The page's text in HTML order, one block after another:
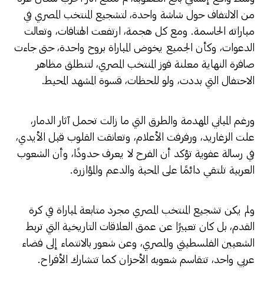
من الالتفاف حول شاشة واحدة، لتشجيع المنتخب المصري في
مباراته الحاسمة. ومع كل هجمة، ارتفعت الهتافات، وتعالت
الدعوات، وكأن الجميع يخوض المباراة بروح واحدة، حتى جاءت
صافرة النهاية معلنة فوز المنتخب المصري، لتنطلق مظاهر
الاحتفال التي بددت، ولو للحظات، قسوة المشهد المحيط.
ورغم المباني المهدمة والطرق التي ما زالت تحمل آثار الدمار،
علت الزغاريد، ورفرفت الأعلام، وتعانقت القلوب قبل الأيدي،
في رسالة عفوية تؤكد أن الفرح لا يعرف حدودًا، وأن الشعوب
العربية تلتقي دائمًا على المحبة والدعم والمؤازرة.
ولم يكن تشجيع المنتخب المصري مجرد متابعة لمباراة في كرة
القدم، بل كان تعبيرًا عن عمق العلاقات التاريخية التي تربط
الشعبين الفلسطيني والمصري، وعن شعور بالانتماء إلى فضاء
عربي واحد، تتقاسم شعوبه الأحزان كما تتشارك الأفراح.